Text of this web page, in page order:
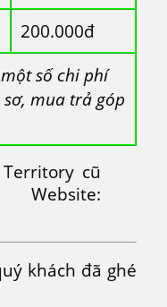
200.000đ
số chi phí
mua trả góp
cũ
khách đã ghé